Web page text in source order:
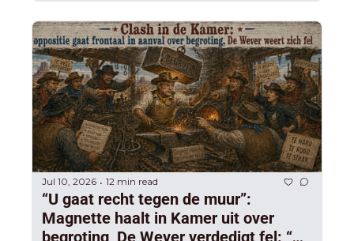
Jul 10, 2026 • 12 min read
“U gaat recht tegen de muur”:
Magnette haalt in Kamer uit over
begroting, De Wever verdedigt fel: “De